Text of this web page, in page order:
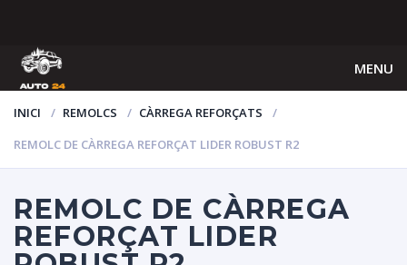
MENU
INICI REMOLCS
CÀRREGA REFORÇATS
REMOLC DE CÀRREGA REFORÇAT LIDER ROBUST R2
REMOLC DE CÀRREGA
REFORÇAT LIDER